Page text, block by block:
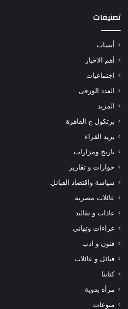
تصنيفات
أنساب
أهم الاخبار
اجتماعيات
العدد الورقى
المزيد
برتكول ج القاهرة
بريد القراء
تاريخ ومزارات
حوارات و تقارير
سياسة واقتصاد القبائل
عائلات مصرية
عادات و تقاليد
عزاءات وتهانى
فنون و ادب
قبائل و عائلات
كتابنا
مرأه بدوية
منوعات